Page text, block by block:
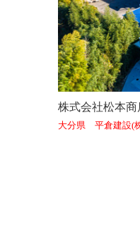
株式会社松本
大分県 平倉建設(